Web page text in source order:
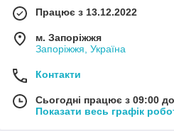
Працює з 13.12.2022
м. Запоріжжя
Запоріжжя, Україна
Контакти
Сьогодні працює з 09:00
Показати весь графік